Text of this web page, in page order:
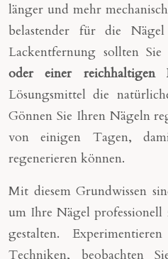
länger und mehr
belastender für die
Lackentfernung sollten
oder einer reichhaltigen
Lösungsmittel die
Gönnen Sie Ihren Nägeln
von einigen Tagen,
regenerieren können.
Mit diesem Grundwissen
um Ihre Nägel
gestalten.
Techniken, beobachten